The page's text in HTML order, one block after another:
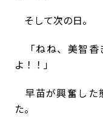
そして次の日。
「ねね、美智香
よ！！」
早苗が興奮した
た。